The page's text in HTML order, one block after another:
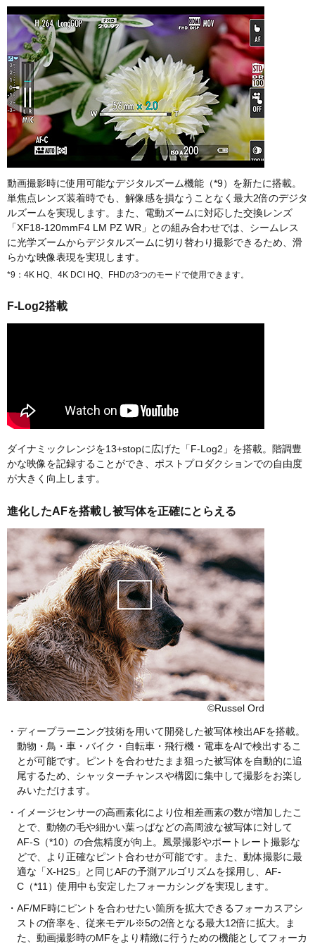
動画撮影時に使用可能なデジタルズーム機能（*9）を新たに搭載。
単焦点レンズ装着時でも、解像感を損なうことなく最大2倍のデジタ
ルズームを実現します。また、電動ズームに対応した交換レンズ
「XF18-120mmF4 LM PZ WR」との組み合わせでは、シームレス
に光学ズームからデジタルズームに切り替わり撮影できるため、滑
らかな映像表現を実現します。
*9：4K HQ、4K DCI HQ、FHDの3つのモードで使用できます。
F-Log2搭載
ダイナミックレンジを13+stopに広げた「F-Log2」を搭載。階調豊
かな映像を記録することができ、ポストプロダクションでの自由度
が大きく向上します。
進化したAFを搭載し被写体を正確にとらえる
©Russel Ord
・ディープラーニング技術を用いて開発した被写体検出AFを搭載。
動物・鳥・車・バイク・自転車・飛行機・電車をAIで検出するこ
とが可能です。ピントを合わせたまま狙った被写体を自動的に追
尾するため、シャッターチャンスや構図に集中して撮影をお楽し
みいただけます。
・イメージセンサーの高画素化により位相差画素の数が増加したこ
とで、動物の毛や細かい葉っぱなどの高周波な被写体に対して
AF-S（*10）の合焦精度が向上。風景撮影やポートレート撮影な
どで、より正確なピント合わせが可能です。また、動体撮影に最
適な「X-H2S」と同じAFの予測アルゴリズムを採用し、AF-
C（*11）使用中も安定したフォーカシングを実現します。
・AF/MF時にピントを合わせたい箇所を拡大できるフォーカスアシ
ストの倍率を、従来モデル※5の2倍となる最大12倍に拡大。ま
た、動画撮影時のMFをより精緻に行うための機能としてフォーカ